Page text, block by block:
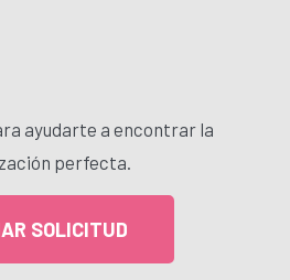
ayudarte a encontrar la
perfecta.
SOLICITUD